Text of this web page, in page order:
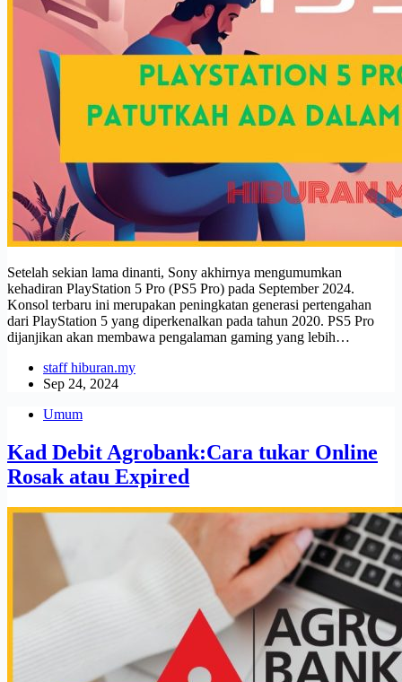
Setelah sekian lama dinanti, Sony akhirnya mengumumkan
kehadiran PlayStation 5 Pro (PS5 Pro) pada September 2024.
Konsol terbaru ini merupakan peningkatan generasi pertengahan
dari PlayStation 5 yang diperkenalkan pada tahun 2020. PS5 Pro
dijanjikan akan membawa pengalaman gaming yang lebih…
staff hiburan.my
Sep 24, 2024
Umum
Kad Debit Agrobank:Cara tukar Online
Rosak atau Expired